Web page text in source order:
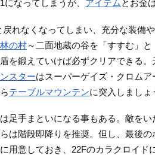
なってしまうが、 アイテムとお金
れなくなってしまい、充分な装備
の村～二面地蔵の谷を「すすむ」と
を鍛えていけば必ずクリアできる
スターはスーパーゲイズ・クロム
テーブルマウンテンに突入しましょ
足手まといになる事もある。敵を
は階段即降りを推奨。但し、最後
用意しておき、22Fのカラクロイド